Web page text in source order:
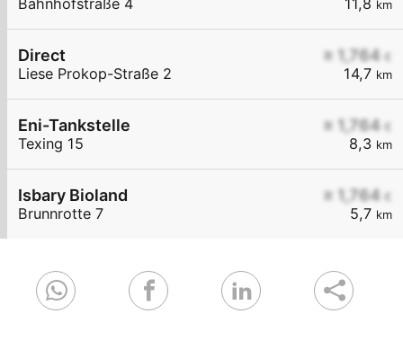
11,8 km
Bahnhofstraße 4
≥ 1,764 €
14,7 km
Direct
Liese Prokop-Straße 2
≥ 1,764 €
8,3 km
Eni-Tankstelle
Texing 15
≥ 1,764 €
5,7 km
Isbary Bioland
Brunnrotte 7